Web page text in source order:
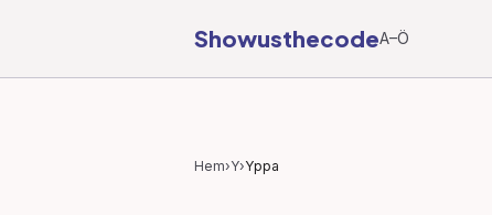
ShowusthecodeA–Ö
Hem›Y›Yppa